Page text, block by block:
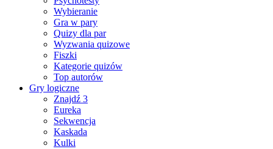
Wybieranie
Gra w pary
Quizy dla par
Wyzwania quizowe
Fiszki
Kategorie quizów
Top autorów
Gry logiczne
Znajdź 3
Eureka
Sekwencja
Kaskada
Kulki